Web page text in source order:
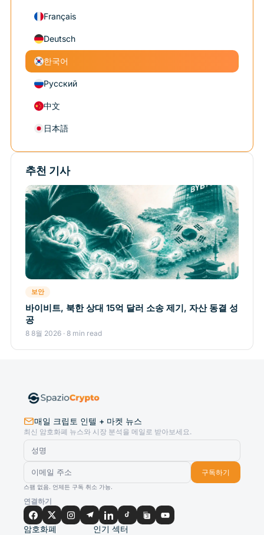
Français
Deutsch
한국어
Русский
中文
日本語
추천 기사
보안
바이비트, 북한 상대 15억 달러 소송 제기, 자산 동결 성
공
8 8월 2026 · 8 min read
매일 크립토 인텔 + 마켓 뉴스
최신 암호화폐 뉴스와 시장 분석을 메일로 받아보세요.
구독하기
스팸 없음. 언제든 구독 취소 가능.
연결하기
암호화폐 인기 섹터